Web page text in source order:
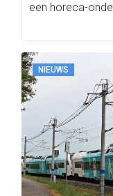
een horeca-
NIEUWS